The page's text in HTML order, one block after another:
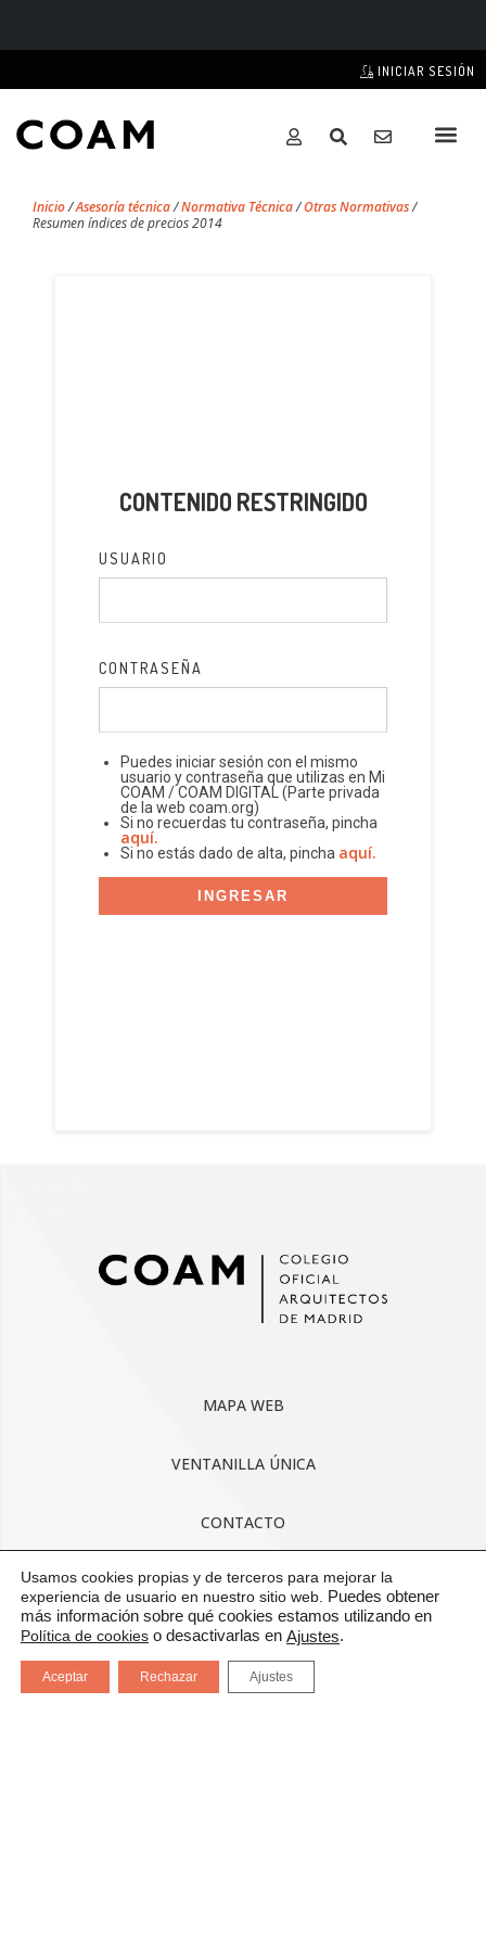
INICIAR SESIÓN
Inicio/Asesoría técnica/Normativa Técnica/Otras Normativas/
Resumen índices de precios 2014
CONTENIDO RESTRINGIDO
USUARIO
CONTRASEÑA
Puedes iniciar sesión con el mismo
usuario y contraseña que utilizas en Mi
COAM / COAM DIGITAL (Parte privada
de la web coam.org)
Si no recuerdas tu contraseña, pincha
aquí.
Si no estás dado de alta, pincha aquí.
MAPA WEB
VENTANILLA ÚNICA
CONTACTO
AVISO LEGAL
CONDICIONES GENERALES DE USO
POLÍTICA DE CALIDAD
Usamos cookies propias y de terceros para mejorar la
experiencia de usuario en nuestro sitio web.
Puedes obtener
más información sobre qué cookies estamos utilizando en
Política de cookies o desactivarlas en Ajustes.
Aceptar Rechazar Ajustes